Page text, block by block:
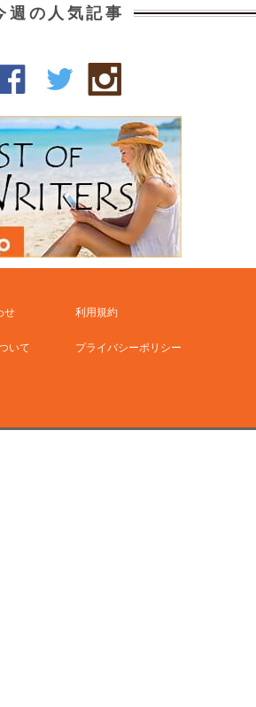
週の人気記事
せ 利用規約
いて プライバシーポリシー